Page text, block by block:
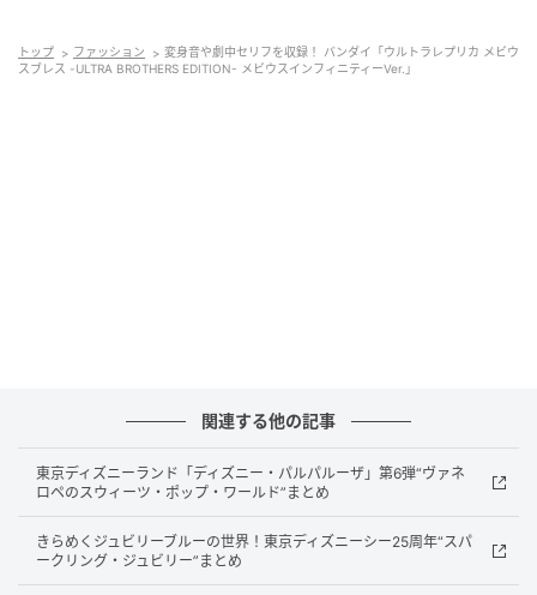
劇中の印象に近い外観となっており、通常版とは大き
く異なる特別な仕上がりです。
2006年4月に放送が開始した『ウルトラマンメビウ
ス』は、ウルトラマンシリーズ誕生40周年記念作品と
トップ ファッション
変身音や劇中セリフを収録！ バンダイ「ウルトラレプリカ メビウ
スブレス -ULTRA BROTHERS EDITION- メビウスインフィニティーVer.」
関連する他の記事
東京ディズニーランド「ディズニー・パルパルーザ」第6弾“ヴァネ
ロペのスウィーツ・ポップ・ワールド”まとめ
きらめくジュビリーブルーの世界！東京ディズニーシー25周年“スパ
ークリング・ジュビリー”まとめ